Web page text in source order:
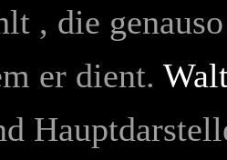
, die
er dient.